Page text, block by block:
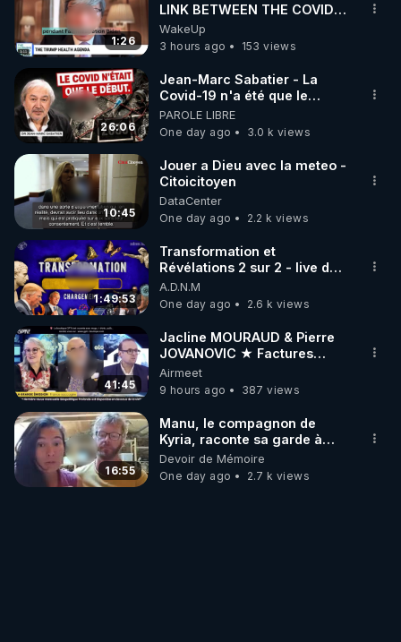
1:26
LINK BETWEEN THE COVID
VACCINE AND CANCER -LIEN
VACCIN COVID ET CANCER
WakeUp
3 hours ago
153 views
26:06
Jean-Marc Sabatier - La
Covid-19 n'a été que le
début - L'ARNm & l'ARNm-aa
jusqu où auront-t-il ?
PAROLE LIBRE
One day ago
3.0 k views
10:45
Jouer a Dieu avec la meteo -
Citoicitoyen
DataCenter
One day ago
2.2 k views
1:49:53
Transformation et
Révélations 2 sur 2 - live du
07/08/26
A.D.N.M
One day ago
2.6 k views
41:45
Jacline MOURAUD & Pierre
JOVANOVIC ★ Factures
Impayées : Où Est Passé Le
Pognon ?
Airmeet
9 hours ago
387 views
16:55
Manu, le compagnon de
Kyria, raconte sa garde à
vue musclée. PARTAGEZ!
Devoir de Mémoire
One day ago
2.7 k views